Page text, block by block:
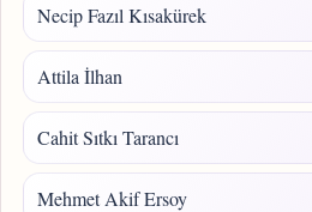
Necip Fazıl Kısakürek
Attila İlhan
Cahit Sıtkı Tarancı
Mehmet Akif Ersoy